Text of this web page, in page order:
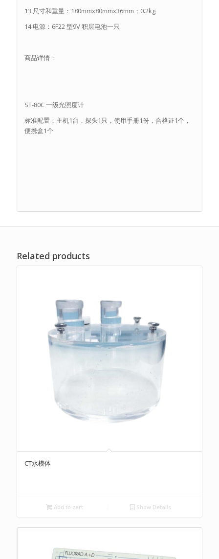
13.尺寸和重量：180mmx80mmx36mm；0.2kg
14.电源：6F22 型9V 积层电池一只
商品详情：
ST-80C 一级光照度计
标准配置：主机1台，探头1只，使用手册1份，合格证1个，
便携盒1个
Related products
CT水模体
Add to cart Show Details